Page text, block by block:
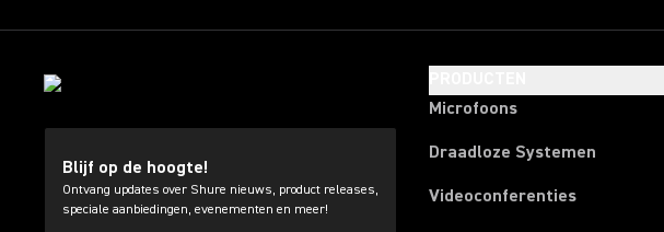
Blijf op de hoogte!
Ontvang updates over Shure nieuws, product releases,
speciale aanbiedingen, evenementen en meer!
Microfoons
Draadloze Systemen
Videoconferenties